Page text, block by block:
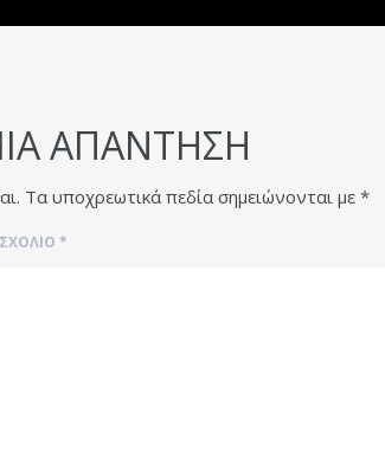
ΑΠΆΝΤΗΣΗ
Τα υποχρεωτικά πεδία σημειώνονται με *
ΣΧΌΛΙΟ *